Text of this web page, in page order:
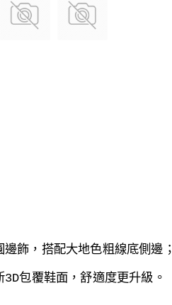
飾，搭配大地色粗線底側邊；
3D包覆鞋面，舒適度更升級。